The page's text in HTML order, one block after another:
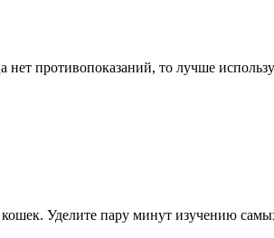
противопоказаний, то лучше
Уделите пару минут изучению